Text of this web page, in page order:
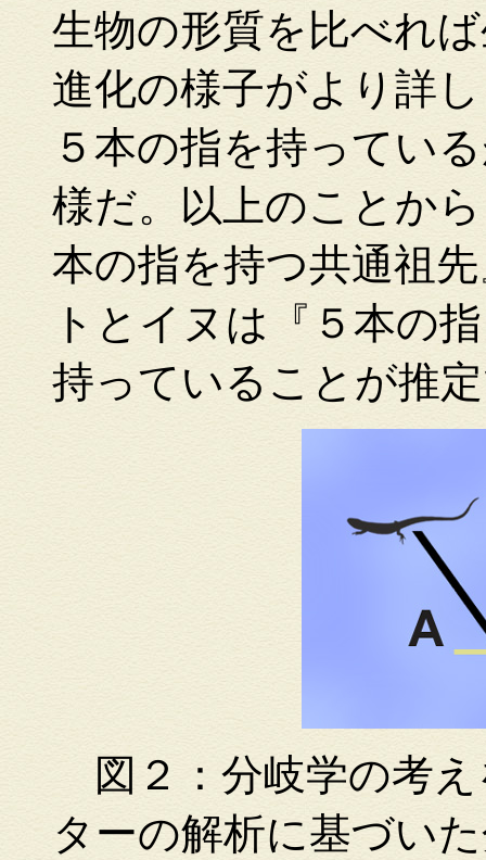
生物の形質を比べれ
進化の様子がより詳
５本の指を持ってい
様だ。以上のことか
本の指を持つ共通祖
トとイヌは『５本の
持っていることが推
図２：分岐学の考
ターの解析に基づい